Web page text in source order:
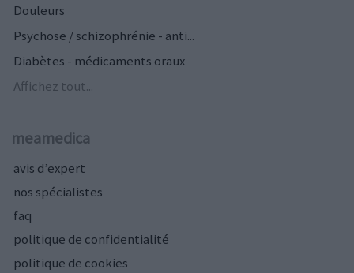
Douleurs
Psychose / schizophrénie - anti...
Diabètes - médicaments oraux
Affichez tout...
meamedica
avis d’expert
nos spécialistes
faq
politique de confidentialité
politique de cookies